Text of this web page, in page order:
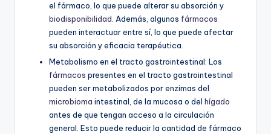
el fármaco, lo que puede alterar su absorción y
biodisponibilidad . Además, algunos fármacos
pueden interactuar entre sí, lo que puede afectar
su absorción y eficacia terapéutica.
Metabolismo en el tracto gastrointestinal: Los
fármacos presentes en el tracto gastrointestinal
pueden ser metabolizados por enzimas del
microbioma intestinal, de la mucosa o del hígado
antes de que tengan acceso a la circulación
general. Esto puede reducir la cantidad de fármaco